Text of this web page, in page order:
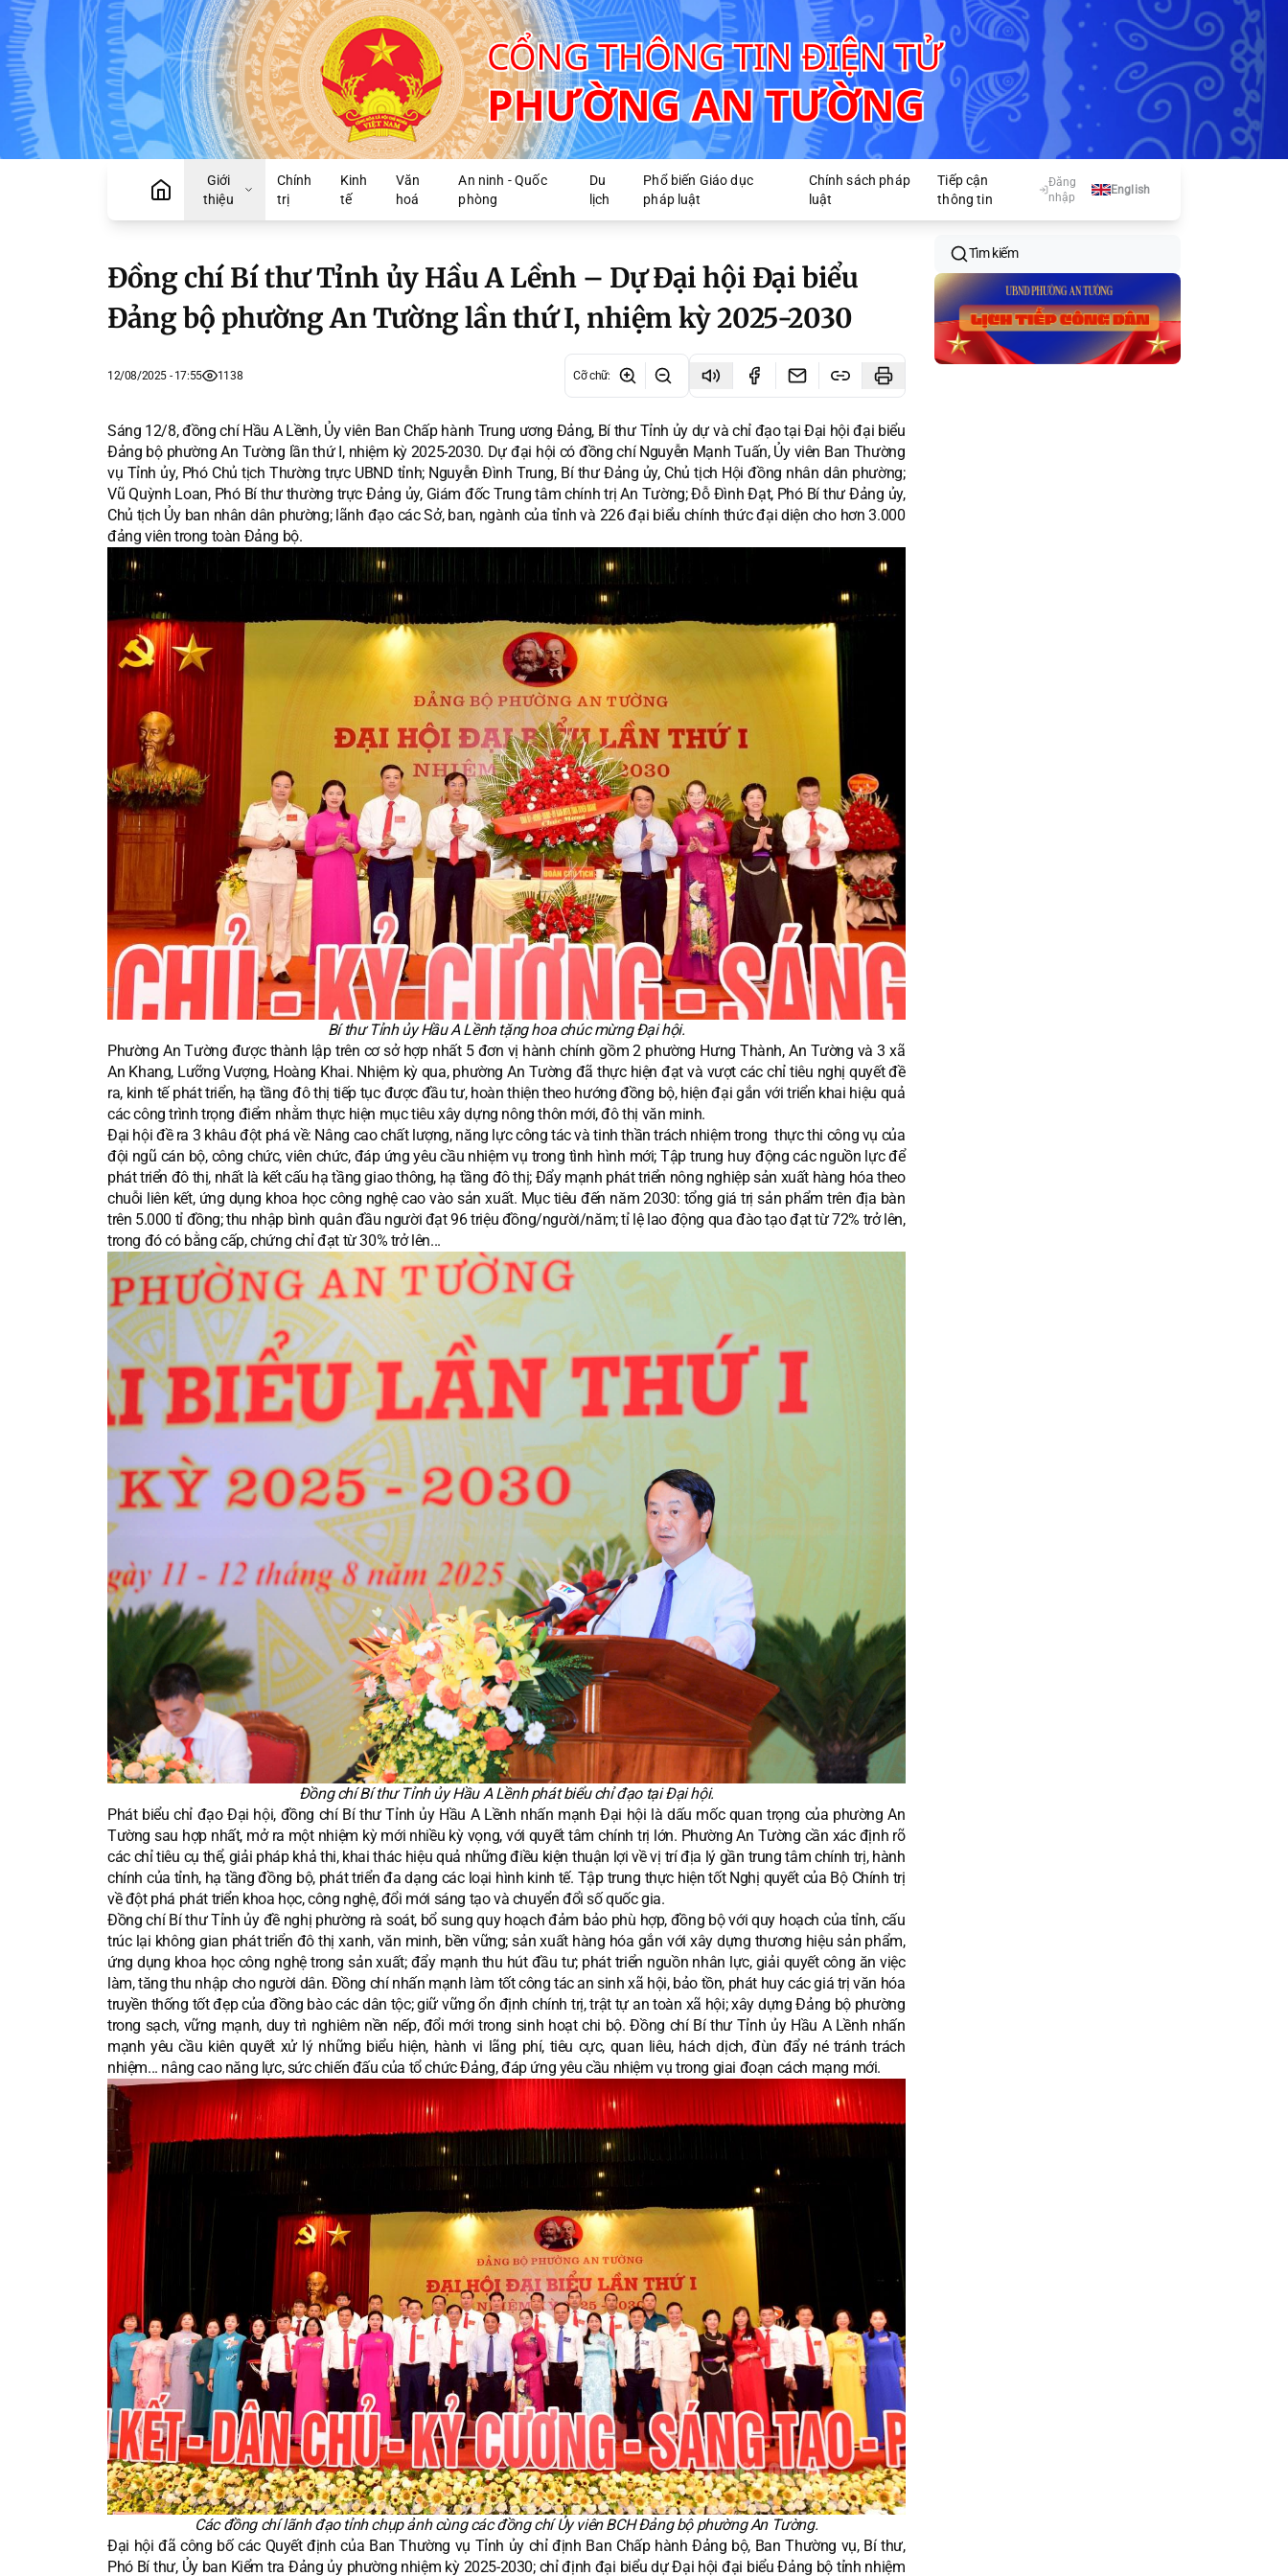
Giới
thiệu
Chính
trị
Kinh
tế
Văn
hoá
An ninh - Quốc
phòng
Du
lịch
Phổ biến Giáo dục
pháp luật
Chính sách pháp
luật
Tiếp cận
thông tin
Đăng
nhập
English
Đồng chí Bí thư Tỉnh ủy Hầu A Lềnh – Dự Đại hội Đại biểu
Đảng bộ phường An Tường lần thứ I, nhiệm kỳ 2025-2030
12/08/2025 - 17:55 1138 Cỡ chữ:
Sáng 12/8, đồng chí Hầu A Lềnh, Ủy viên Ban Chấp hành Trung ương Đảng, Bí thư Tỉnh ủy dự và chỉ đạo tại Đại hội đại biểu
Đảng bộ phường An Tường lần thứ I, nhiệm kỳ 2025-2030. Dự đại hội có đồng chí Nguyễn Mạnh Tuấn, Ủy viên Ban Thường
vụ Tỉnh ủy, Phó Chủ tịch Thường trực UBND tỉnh; Nguyễn Đình Trung, Bí thư Đảng ủy, Chủ tịch Hội đồng nhân dân phường;
Vũ Quỳnh Loan, Phó Bí thư thường trực Đảng ủy, Giám đốc Trung tâm chính trị An Tường; Đỗ Đình Đạt, Phó Bí thư Đảng ủy,
Chủ tịch Ủy ban nhân dân phường; lãnh đạo các Sở, ban, ngành của tỉnh và 226 đại biểu chính thức đại diện cho hơn 3.000
đảng viên trong toàn Đảng bộ.
Bí thư Tỉnh ủy Hầu A Lềnh tặng hoa chúc mừng Đại hội.
Phường An Tường được thành lập trên cơ sở hợp nhất 5 đơn vị hành chính gồm 2 phường Hưng Thành, An Tường và 3 xã
An Khang, Lưỡng Vượng, Hoàng Khai. Nhiệm kỳ qua, phường An Tường đã thực hiện đạt và vượt các chỉ tiêu nghị quyết đề
ra, kinh tế phát triển, hạ tầng đô thị tiếp tục được đầu tư, hoàn thiện theo hướng đồng bộ, hiện đại gắn với triển khai hiệu quả
các công trình trọng điểm nhằm thực hiện mục tiêu xây dựng nông thôn mới, đô thị văn minh.
Đại hội đề ra 3 khâu đột phá về: Nâng cao chất lượng, năng lực công tác và tinh thần trách nhiệm trong thực thi công vụ của
đội ngũ cán bộ, công chức, viên chức, đáp ứng yêu cầu nhiệm vụ trong tình hình mới; Tập trung huy động các nguồn lực để
phát triển đô thị, nhất là kết cấu hạ tầng giao thông, hạ tầng đô thị; Đẩy mạnh phát triển nông nghiệp sản xuất hàng hóa theo
chuỗi liên kết, ứng dụng khoa học công nghệ cao vào sản xuất. Mục tiêu đến năm 2030: tổng giá trị sản phẩm trên địa bàn
trên 5.000 tỉ đồng; thu nhập bình quân đầu người đạt 96 triệu đồng/người/năm; tỉ lệ lao động qua đào tạo đạt từ 72% trở lên,
trong đó có bằng cấp, chứng chỉ đạt từ 30% trở lên...
Đồng chí Bí thư Tỉnh ủy Hầu A Lềnh phát biểu chỉ đạo tại Đại hội.
Phát biểu chỉ đạo Đại hội, đồng chí Bí thư Tỉnh ủy Hầu A Lềnh nhấn mạnh Đại hội là dấu mốc quan trọng của phường An
Tường sau hợp nhất, mở ra một nhiệm kỳ mới nhiều kỳ vọng, với quyết tâm chính trị lớn. Phường An Tường cần xác định rõ
các chỉ tiêu cụ thể, giải pháp khả thi, khai thác hiệu quả những điều kiện thuận lợi về vị trí địa lý gần trung tâm chính trị, hành
chính của tỉnh, hạ tầng đồng bộ, phát triển đa dạng các loại hình kinh tế. Tập trung thực hiện tốt Nghị quyết của Bộ Chính trị
về đột phá phát triển khoa học, công nghệ, đổi mới sáng tạo và chuyển đổi số quốc gia.
Đồng chí Bí thư Tỉnh ủy đề nghị phường rà soát, bổ sung quy hoạch đảm bảo phù hợp, đồng bộ với quy hoạch của tỉnh, cấu
trúc lại không gian phát triển đô thị xanh, văn minh, bền vững; sản xuất hàng hóa gắn với xây dựng thương hiệu sản phẩm,
ứng dụng khoa học công nghệ trong sản xuất; đẩy mạnh thu hút đầu tư; phát triển nguồn nhân lực, giải quyết công ăn việc
làm, tăng thu nhập cho người dân. Đồng chí nhấn mạnh làm tốt công tác an sinh xã hội, bảo tồn, phát huy các giá trị văn hóa
truyền thống tốt đẹp của đồng bào các dân tộc; giữ vững ổn định chính trị, trật tự an toàn xã hội; xây dựng Đảng bộ phường
trong sạch, vững mạnh, duy trì nghiêm nền nếp, đổi mới trong sinh hoạt chi bộ. Đồng chí Bí thư Tỉnh ủy Hầu A Lềnh nhấn
mạnh yêu cầu kiên quyết xử lý những biểu hiện, hành vi lãng phí, tiêu cực, quan liêu, hách dịch, đùn đẩy né tránh trách
nhiệm... nâng cao năng lực, sức chiến đấu của tổ chức Đảng, đáp ứng yêu cầu nhiệm vụ trong giai đoạn cách mạng mới.
Các đồng chí lãnh đạo tỉnh chụp ảnh cùng các đồng chí Ủy viên BCH Đảng bộ phường An Tường.
Đại hội đã công bố các Quyết định của Ban Thường vụ Tỉnh ủy chỉ định Ban Chấp hành Đảng bộ, Ban Thường vụ, Bí thư,
Phó Bí thư, Ủy ban Kiểm tra Đảng ủy phường nhiệm kỳ 2025-2030; chỉ định đại biểu dự Đại hội đại biểu Đảng bộ tỉnh nhiệm
Tìm kiếm